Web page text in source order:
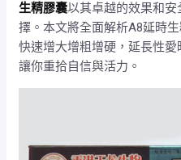
生精膠囊以其卓越的效果和
擇。本文將全面解析A8延時
快速增大增粗增硬，延長性愛
讓你重拾自信與活力。